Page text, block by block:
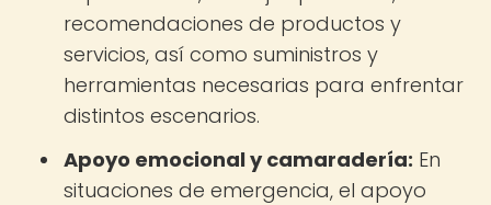
recomendaciones de productos y
servicios, así como suministros y
herramientas necesarias para enfrentar
distintos escenarios.
Apoyo emocional y camaradería: En
situaciones de emergencia, el apoyo